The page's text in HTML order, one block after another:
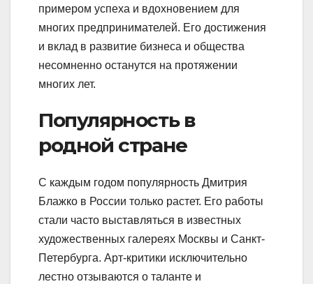
примером успеха и вдохновением для
многих предпринимателей. Его достижения
и вклад в развитие бизнеса и общества
несомненно останутся на протяжении
многих лет.
Популярность в
родной стране
С каждым годом популярность Дмитрия
Блажко в России только растет. Его работы
стали часто выставляться в известных
художественных галереях Москвы и Санкт-
Петербурга. Арт-критики исключительно
лестно отзываются о таланте и